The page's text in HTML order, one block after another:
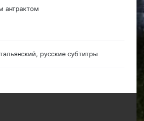
антрактом
русские субтитры